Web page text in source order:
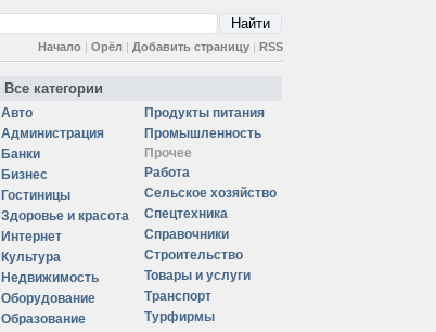
Начало | Орёл | Добавить страницу | RSS
Все категории
Авто
Администрация
Банки
Бизнес
Гостиницы
Здоровье и красота
Интернет
Культура
Недвижимость
Оборудование
Образование
Продукты питания
Промышленность
Прочее
Работа
Сельское хозяйство
Спецтехника
Справочники
Строительство
Товары и услуги
Транспорт
Турфирмы